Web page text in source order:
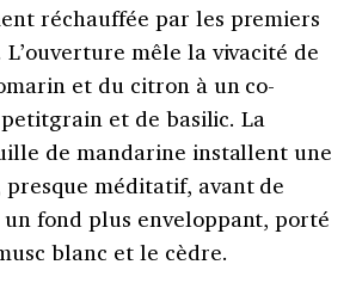
réchauffée par les premiers
mêle la vivacité de
et du citron à un co-
et de basilic. La
de mandarine installent une
méditatif, avant de
fond plus enveloppant, porté
blanc et le cèdre.